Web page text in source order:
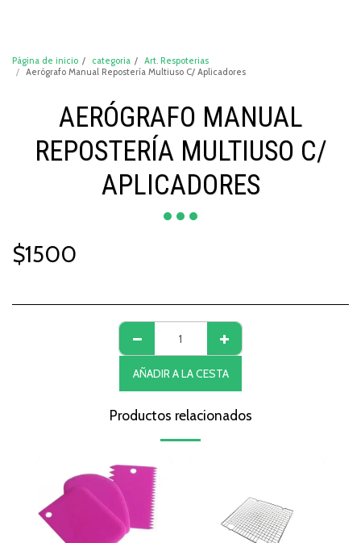
Página de inicio categoria
Art. Respoterias
Aerógrafo Manual Repostería Multiuso C/ Aplicadores
AERÓGRAFO MANUAL
REPOSTERÍA MULTIUSO C/
APLICADORES
$1500
AÑADIR A LA CESTA
Productos relacionados